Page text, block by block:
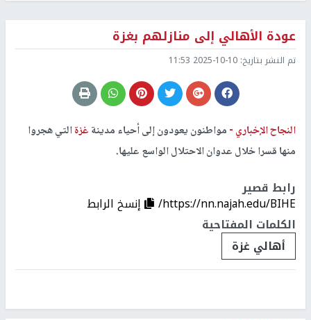
عودة الأهالي إلى منازلهم بغزة
تم النشر بتاريخ: 2025-10-10 11:53
النجاح الإخباري -مواطنون يعودون إلى أحياء مدينةغزةالتي هجروا
منها قسرا خلال عدوان الاحتلال الواسع عليها.
رابط قصير
https://nn.najah.edu/BIHE/
إنسخ الرابط
الكلمات المفتاحية
أهالي غزة